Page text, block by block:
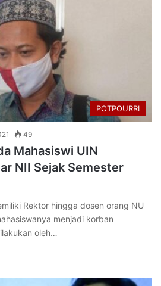
POTPOURRI
49
Mahasiswi UIN
NII Sejak Semester
Rektor hingga dosen orang NU
menjadi korban
oleh…